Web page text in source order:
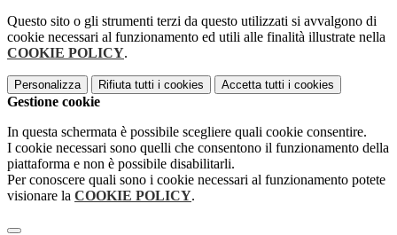
Questo sito o gli strumenti terzi da questo utilizzati si avvalgono di
cookie necessari al funzionamento ed utili alle finalità illustrate nella
COOKIE POLICY.
Personalizza Rifiuta tutti i cookies Accetta tutti i cookies
Gestione cookie
In questa schermata è possibile scegliere quali cookie consentire.
I cookie necessari sono quelli che consentono il funzionamento della
piattaforma e non è possibile disabilitarli.
Per conoscere quali sono i cookie necessari al funzionamento potete
visionare la COOKIE POLICY.